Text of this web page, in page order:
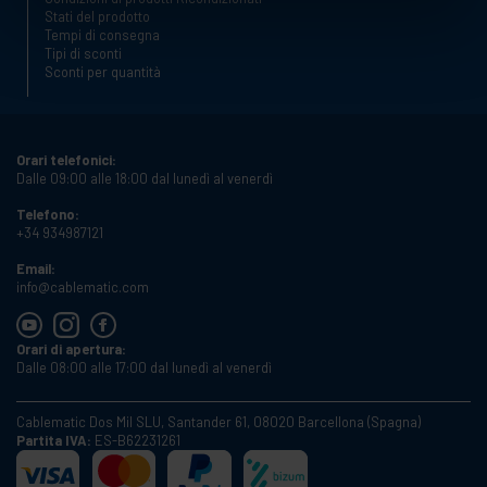
Stati del prodotto
Tempi di consegna
Tipi di sconti
Sconti per quantità
Orari telefonici:
Dalle 09:00 alle 18:00 dal lunedì al venerdì
Telefono:
+34 934987121
Email:
info@cablematic.com
Orari di apertura:
Dalle 08:00 alle 17:00 dal lunedì al venerdì
Cablematic Dos Mil SLU, Santander 61, 08020 Barcellona (Spagna)
Partita IVA: ES-B62231261